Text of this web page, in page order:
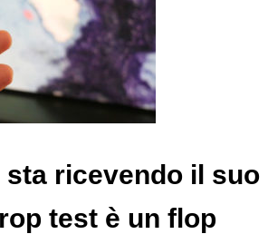
sta ricevendo il
test è un flop